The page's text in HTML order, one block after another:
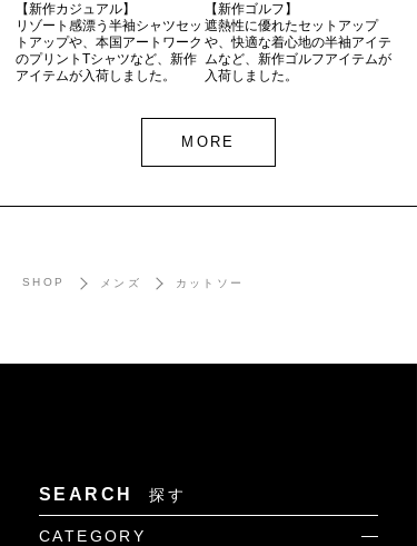
【新作カジュアル】
リゾート感漂う半袖シャツセッ
トアップや、本国アートワーク
のプリントTシャツなど、新作
アイテムが入荷しました。
【新作ゴルフ】
遮熱性に優れたセットアップ
や、快適な着心地の半袖アイテ
ムなど、新作ゴルフアイテムが
入荷しました。
MORE
SHOP メンズ カットソー
SEARCH 探す
CATEGORY